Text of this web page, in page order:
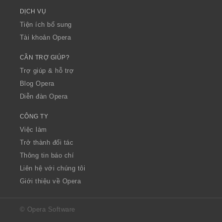
DỊCH VỤ
Tiện ích bổ sung
Tài khoản Opera
CẦN TRỢ GIÚP?
Trợ giúp & hỗ trợ
Blog Opera
Diễn đàn Opera
CÔNG TY
Việc làm
Trở thành đối tác
Thông tin báo chí
Liên hệ với chúng tôi
Giới thiệu về Opera
© Opera Software